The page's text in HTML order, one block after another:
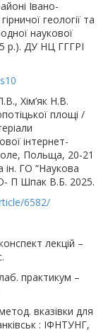
Івано-
геології та
наукової
р.). ДУ НЦ ГГГРІ
Хім’як Н.В.
площі /
інтернет-
Польща, 20-21
ГО “Наукова
П Шпак В.Б. 2025.
6582/
лекцій –
практикум –
вказівки для
: ІФНТУНГ,